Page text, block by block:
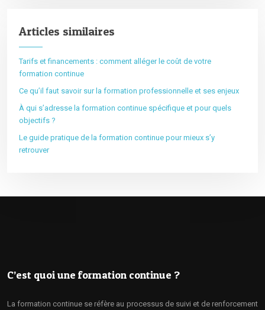
Articles similaires
Tarifs et financements : comment alléger le coût de votre
formation continue
Ce qu’il faut savoir sur la formation professionnelle et ses enjeux
À qui s’adresse la formation continue spécifique et pour quels
objectifs ?
Le guide pratique de la formation continue pour mieux s’y
retrouver
C’est quoi une formation continue ?
La formation continue se réfère au processus de suivi et de renforcement